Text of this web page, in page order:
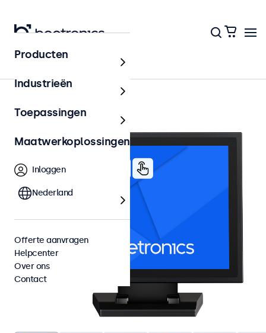
Producten
Industrieën
Toepassingen
Maatwerkoplossingen
Inloggen
Nederland
Offerte aanvragen
Helpcenter
Over ons
Contact